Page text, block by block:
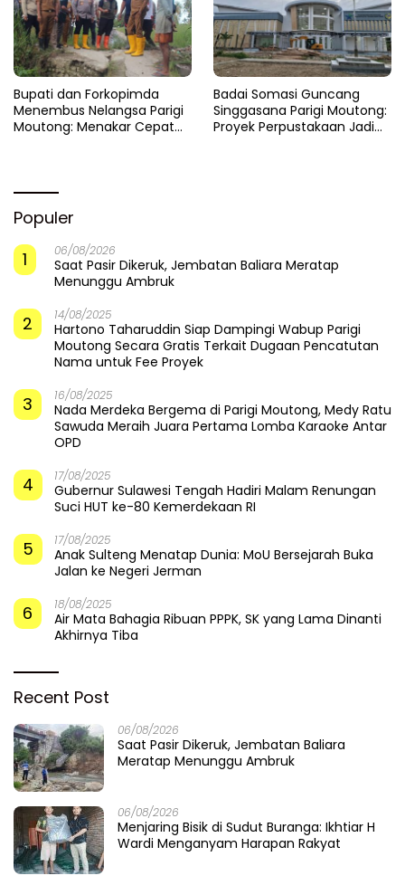
​Bupati dan Forkopimda
Menembus Nelangsa Parigi
Moutong: Menakar Cepat
Badai Somasi Guncang
Singgasana Parigi Moutong:
Proyek Perpustakaan Jadi
Populer
1
06/08/2026
Saat Pasir Dikeruk, Jembatan Baliara Meratap
Menunggu Ambruk
2 14/08/2025
Hartono Taharuddin Siap Dampingi Wabup Parigi
Moutong Secara Gratis Terkait Dugaan Pencatutan
Nama untuk Fee Proyek
3 16/08/2025
Nada Merdeka Bergema di Parigi Moutong, Medy Ratu
Sawuda Meraih Juara Pertama Lomba Karaoke Antar
OPD
4 17/08/2025
Gubernur Sulawesi Tengah Hadiri Malam Renungan
Suci HUT ke-80 Kemerdekaan RI
5 17/08/2025
Anak Sulteng Menatap Dunia: MoU Bersejarah Buka
Jalan ke Negeri Jerman
6 18/08/2025
Air Mata Bahagia Ribuan PPPK, SK yang Lama Dinanti
Akhirnya Tiba
Recent Post
06/08/2026
Saat Pasir Dikeruk, Jembatan Baliara
Meratap Menunggu Ambruk
06/08/2026
Menjaring Bisik di Sudut Buranga: Ikhtiar H
Wardi Menganyam Harapan Rakyat